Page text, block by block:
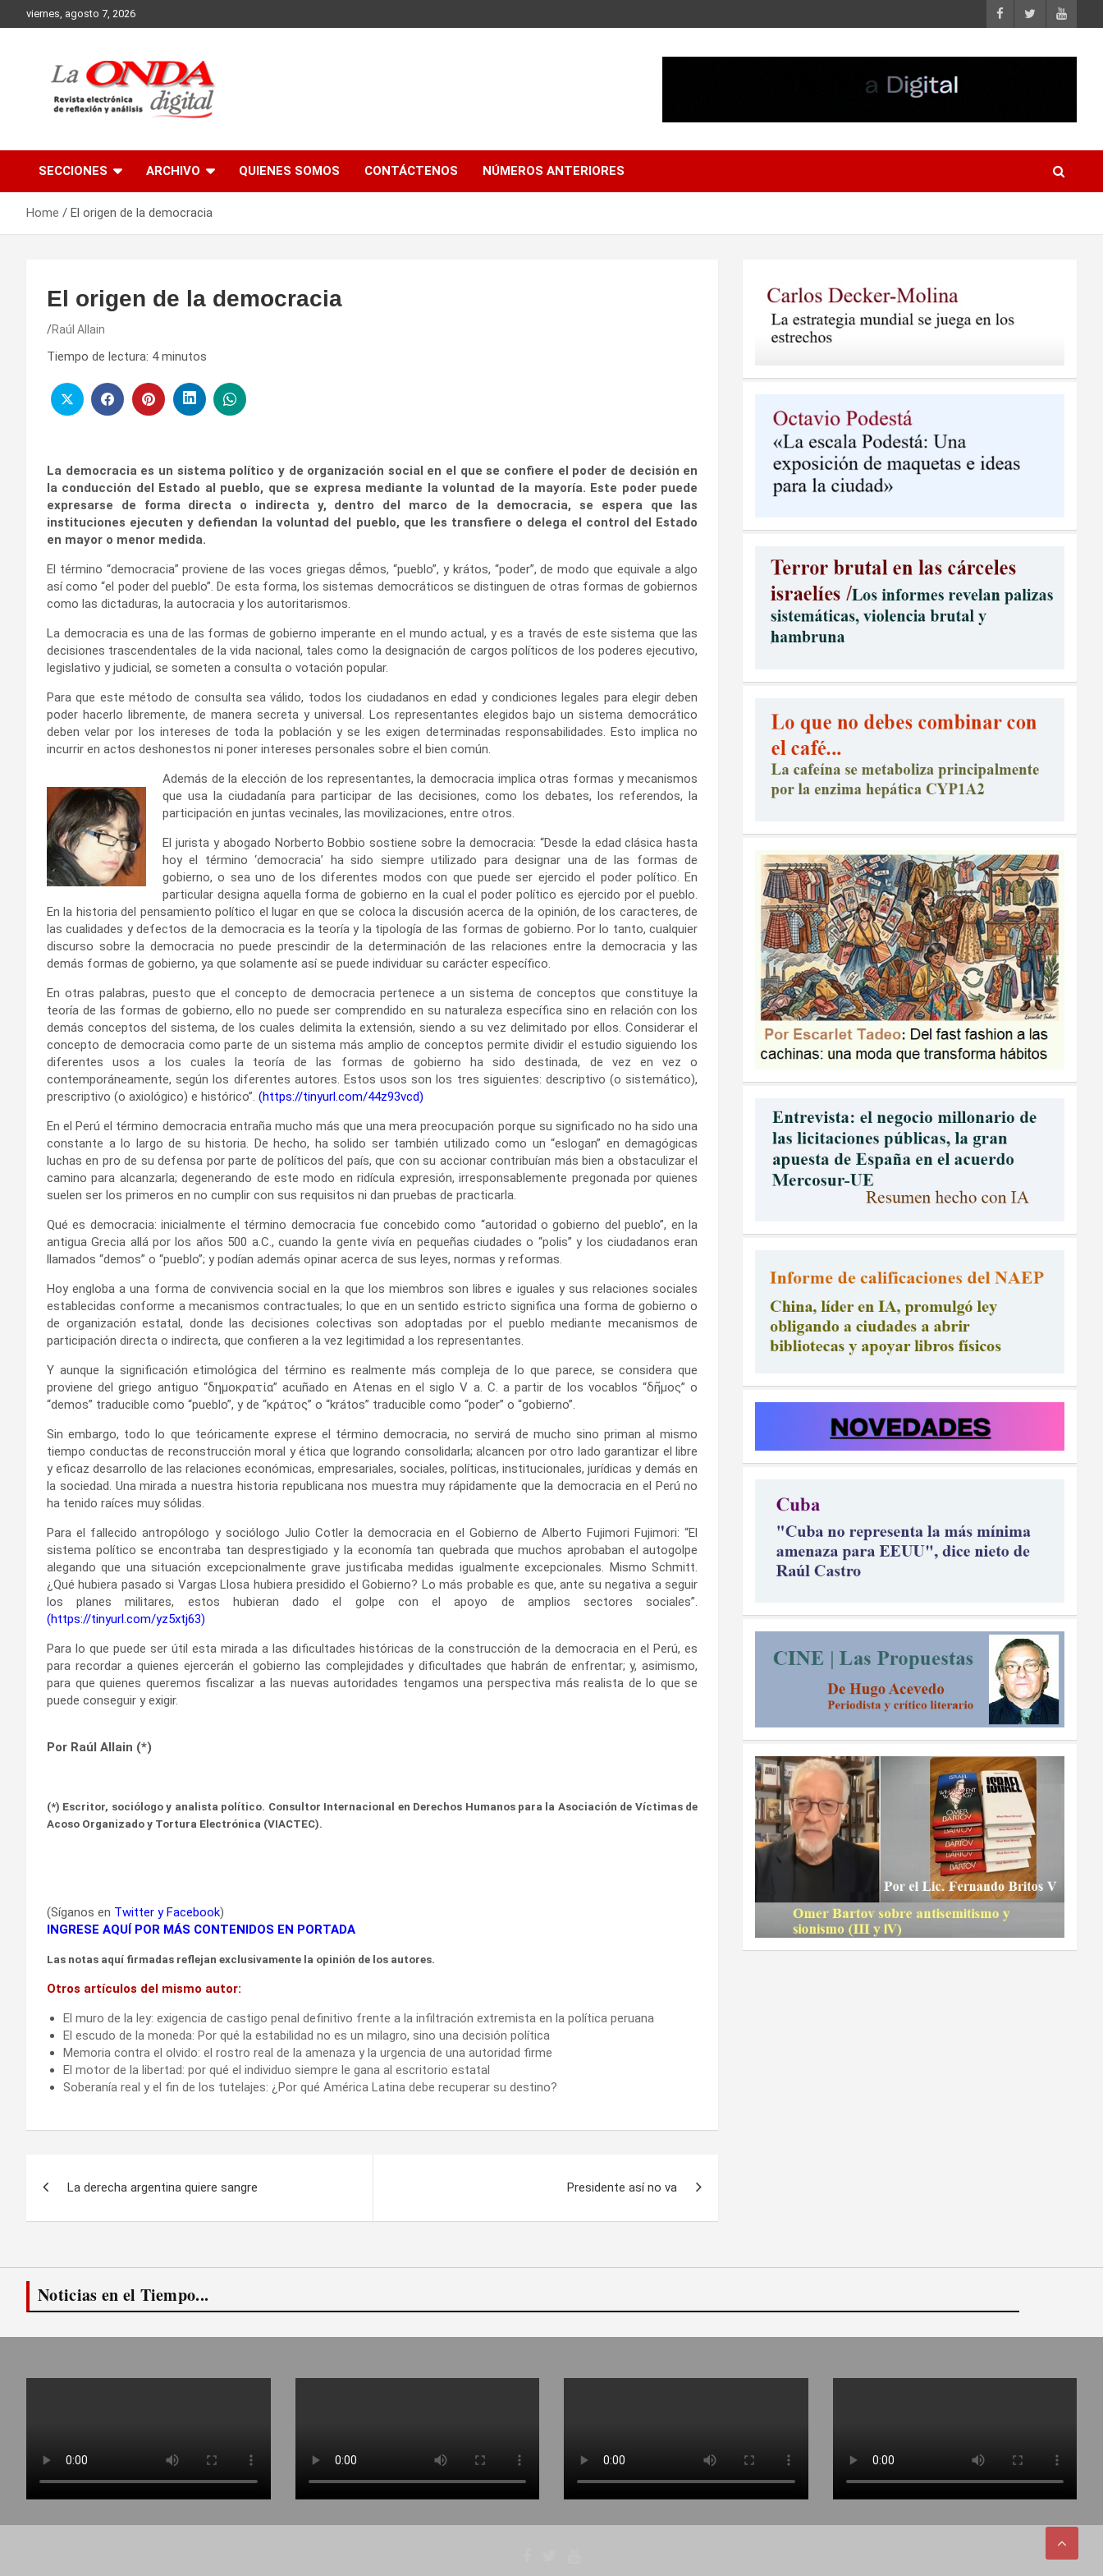
to
viernes, agosto 7, 2026
SECCIONES ARCHIVO QUIENES SOMOS CONTÁCTENOS NÚMEROS ANTERIORES
Home El origen de la democracia
El origen de la democracia
Raúl Allain
Tiempo de lectura: 4 minutos
La democracia es un sistema político y de organización social en el que se confiere el poder de decisión en
la conducción del Estado al pueblo, que se expresa mediante la voluntad de la mayoría. Este poder puede
expresarse de forma directa o indirecta y, dentro del marco de la democracia, se espera que las
instituciones ejecuten y defiendan la voluntad del pueblo, que les transfiere o delega el control del Estado
en mayor o menor medida.
El término “democracia” proviene de las voces griegas dḗmos, “pueblo”, y krátos, “poder”, de modo que equivale a algo
así como “el poder del pueblo”. De esta forma, los sistemas democráticos se distinguen de otras formas de gobiernos
como las dictaduras, la autocracia y los autoritarismos.
La democracia es una de las formas de gobierno imperante en el mundo actual, y es a través de este sistema que las
decisiones trascendentales de la vida nacional, tales como la designación de cargos políticos de los poderes ejecutivo,
legislativo y judicial, se someten a consulta o votación popular.
Para que este método de consulta sea válido, todos los ciudadanos en edad y condiciones legales para elegir deben
poder hacerlo libremente, de manera secreta y universal. Los representantes elegidos bajo un sistema democrático
deben velar por los intereses de toda la población y se les exigen determinadas responsabilidades. Esto implica no
incurrir en actos deshonestos ni poner intereses personales sobre el bien común.
Además de la elección de los representantes, la democracia implica otras formas y mecanismos
que usa la ciudadanía para participar de las decisiones, como los debates, los referendos, la
participación en juntas vecinales, las movilizaciones, entre otros.
El jurista y abogado Norberto Bobbio sostiene sobre la democracia: “Desde la edad clásica hasta
hoy el término ‘democracia’ ha sido siempre utilizado para designar una de las formas de
gobierno, o sea uno de los diferentes modos con que puede ser ejercido el poder político. En
particular designa aquella forma de gobierno en la cual el poder político es ejercido por el pueblo.
En la historia del pensamiento político el lugar en que se coloca la discusión acerca de la opinión, de los caracteres, de
las cualidades y defectos de la democracia es la teoría y la tipología de las formas de gobierno. Por lo tanto, cualquier
discurso sobre la democracia no puede prescindir de la determinación de las relaciones entre la democracia y las
demás formas de gobierno, ya que solamente así se puede individuar su carácter específico.
En otras palabras, puesto que el concepto de democracia pertenece a un sistema de conceptos que constituye la
teoría de las formas de gobierno, ello no puede ser comprendido en su naturaleza específica sino en relación con los
demás conceptos del sistema, de los cuales delimita la extensión, siendo a su vez delimitado por ellos. Considerar el
concepto de democracia como parte de un sistema más amplio de conceptos permite dividir el estudio siguiendo los
diferentes usos a los cuales la teoría de las formas de gobierno ha sido destinada, de vez en vez o
contemporáneamente, según los diferentes autores. Estos usos son los tres siguientes: descriptivo (o sistemático),
prescriptivo (o axiológico) e histórico”. (https://tinyurl.com/44z93vcd)
En el Perú el término democracia entraña mucho más que una mera preocupación porque su significado no ha sido una
constante a lo largo de su historia. De hecho, ha solido ser también utilizado como un “eslogan” en demagógicas
luchas en pro de su defensa por parte de políticos del país, que con su accionar contribuían más bien a obstaculizar el
camino para alcanzarla; degenerando de este modo en ridícula expresión, irresponsablemente pregonada por quienes
suelen ser los primeros en no cumplir con sus requisitos ni dan pruebas de practicarla.
Qué es democracia: inicialmente el término democracia fue concebido como “autoridad o gobierno del pueblo”, en la
antigua Grecia allá por los años 500 a.C., cuando la gente vivía en pequeñas ciudades o “polis” y los ciudadanos eran
llamados “demos” o “pueblo”; y podían además opinar acerca de sus leyes, normas y reformas.
Hoy engloba a una forma de convivencia social en la que los miembros son libres e iguales y sus relaciones sociales
establecidas conforme a mecanismos contractuales; lo que en un sentido estricto significa una forma de gobierno o
de organización estatal, donde las decisiones colectivas son adoptadas por el pueblo mediante mecanismos de
participación directa o indirecta, que confieren a la vez legitimidad a los representantes.
Y aunque la significación etimológica del término es realmente más compleja de lo que parece, se considera que
proviene del griego antiguo “δημοκρατία” acuñado en Atenas en el siglo V a. C. a partir de los vocablos “δῆμος” o
“demos” traducible como “pueblo”, y de “κράτος” o “krátos” traducible como “poder” o “gobierno”.
Sin embargo, todo lo que teóricamente exprese el término democracia, no servirá de mucho sino priman al mismo
tiempo conductas de reconstrucción moral y ética que logrando consolidarla; alcancen por otro lado garantizar el libre
y eficaz desarrollo de las relaciones económicas, empresariales, sociales, políticas, institucionales, jurídicas y demás en
la sociedad. Una mirada a nuestra historia republicana nos muestra muy rápidamente que la democracia en el Perú no
ha tenido raíces muy sólidas.
Para el fallecido antropólogo y sociólogo Julio Cotler la democracia en el Gobierno de Alberto Fujimori Fujimori: “El
sistema político se encontraba tan desprestigiado y la economía tan quebrada que muchos aprobaban el autogolpe
alegando que una situación excepcionalmente grave justificaba medidas igualmente excepcionales. Mismo Schmitt.
¿Qué hubiera pasado si Vargas Llosa hubiera presidido el Gobierno? Lo más probable es que, ante su negativa a seguir
los planes militares, estos hubieran dado el golpe con el apoyo de amplios sectores sociales”.
(https://tinyurl.com/yz5xtj63)
Para lo que puede ser útil esta mirada a las dificultades históricas de la construcción de la democracia en el Perú, es
para recordar a quienes ejercerán el gobierno las complejidades y dificultades que habrán de enfrentar; y, asimismo,
para que quienes queremos fiscalizar a las nuevas autoridades tengamos una perspectiva más realista de lo que se
puede conseguir y exigir.
Por Raúl Allain (*)
(*) Escritor, sociólogo y analista político. Consultor Internacional en Derechos Humanos para la Asociación de Víctimas de
Acoso Organizado y Tortura Electrónica (VIACTEC).
(Síganos en Twitter yFacebook)
INGRESE AQUÍ POR MÁS CONTENIDOS EN PORTADA
Las notas aquí firmadas reflejan exclusivamente la opinión de los autores.
Otros artículos del mismo autor:
El muro de la ley: exigencia de castigo penal definitivo frente a la infiltración extremista en la política peruana
El escudo de la moneda: Por qué la estabilidad no es un milagro, sino una decisión política
Memoria contra el olvido: el rostro real de la amenaza y la urgencia de una autoridad firme
El motor de la libertad: por qué el individuo siempre le gana al escritorio estatal
Soberanía real y el fin de los tutelajes: ¿Por qué América Latina debe recuperar su destino?
La derecha argentina quiere sangre Presidente así no va
Noticias en el Tiempo...